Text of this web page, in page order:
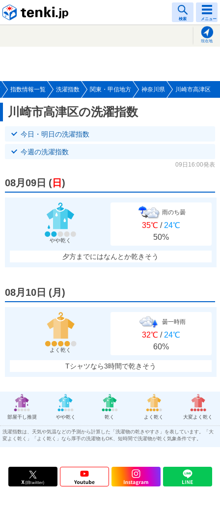
検索 メニュー
現在地
指数情報一覧 洗濯指数 関東・甲信地方 神奈川県 川崎市高津区
川崎市高津区の洗濯指数
今日・明日の洗濯指数
今週の洗濯指数
09日16:00発表
08月09日 ( 日 )
やや乾く
雨のち曇
35℃ / 24℃
50%
夕方までにはなんとか乾きそう
08月10日 (月 )
よく乾く
曇一時雨
32℃ / 24℃
60%
Tシャツなら3時間で乾きそう
部屋干し推奨 やや乾く 乾く よく乾く 大変よく乾く
洗濯指数は、天気や気温などの予測から計算した「洗濯物の乾きやすさ」を表しています。「大
変よく乾く」「よく乾く」なら厚手の洗濯物もOK、短時間で洗濯物が乾く気象条件です。